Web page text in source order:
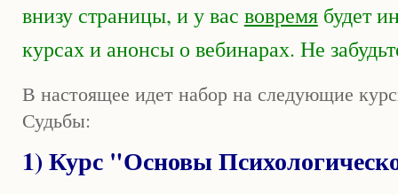
внизу страницы, и у вас вовремябудет
курсах и анонсы о вебинарах. Не
В настоящее идет набор на следующие
Судьбы:
1) Курс "Основы